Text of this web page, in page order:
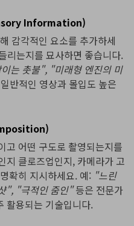
Information)
감각적인 요소를 추가하세
리는지를 묘사하면 좋습니다.
는 촛불", "미래형 엔진의 미
반적인 영상과 몰입도 높은
고 어떤 구도로 촬영되는지를
지 클로즈업인지, 카메라가 고
확히 지시하세요. 예: "느린
", "극적인 줌인"등은 전문가
활용되는 기술입니다.